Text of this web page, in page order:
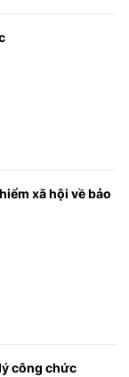
xã hội về bảo
công chức